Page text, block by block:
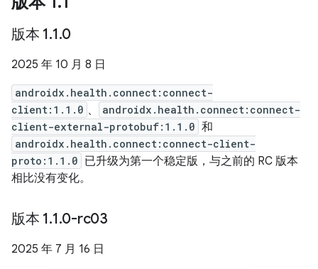
版本 1.1.0
2025 年 10 月 8 日
androidx.health.connect:connect-
client:1.1.0 、
androidx.health.connect:connect-
client-external-protobuf:1.1.0 和
androidx.health.connect:connect-client-
proto:1.1.0 已升级为第一个稳定版，与之前的 RC 版本
相比没有变化。
版本 1.1.0-rc03
2025 年 7 月 16 日